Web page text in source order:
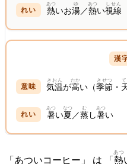
熱
あつ
いお湯
ゆ
／熱
あつ
い視線
しせん
気温
きおん
が高
たか
い（季節
きせつ
・
暑
あつ
い夏
なつ
／蒸
む
し暑
あつ
い
「あついコーヒー」 は 「 熱
あつ